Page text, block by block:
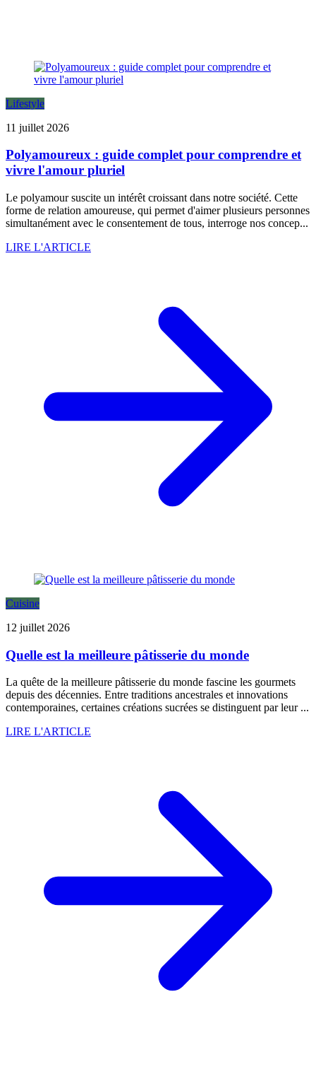
Lifestyle
11 juillet 2026
Polyamoureux : guide complet pour comprendre et
vivre l'amour pluriel
Le polyamour suscite un intérêt croissant dans notre société. Cette
forme de relation amoureuse, qui permet d'aimer plusieurs personnes
simultanément avec le consentement de tous, interroge nos concep...
LIRE L'ARTICLE
Cuisine
12 juillet 2026
Quelle est la meilleure pâtisserie du monde
La quête de la meilleure pâtisserie du monde fascine les gourmets
depuis des décennies. Entre traditions ancestrales et innovations
contemporaines, certaines créations sucrées se distinguent par leur ...
LIRE L'ARTICLE